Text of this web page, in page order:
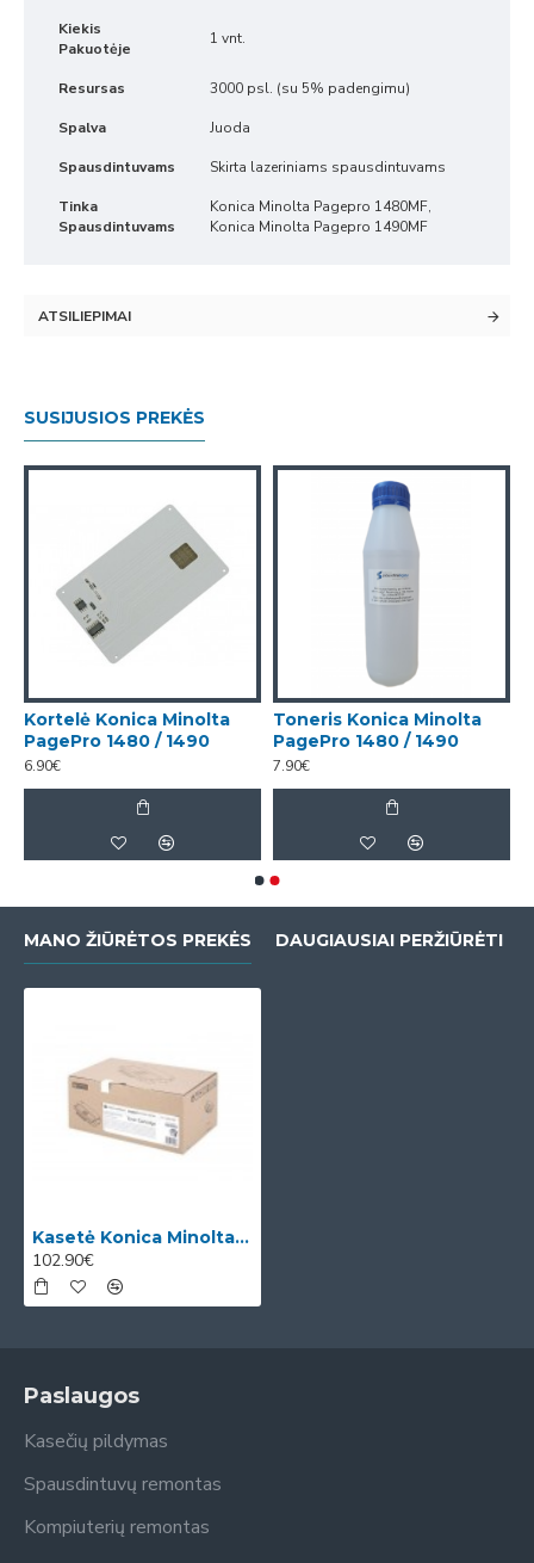
Kiekis
Pakuotėje
1 vnt.
Resursas 3000 psl. (su 5% padengimu)
Spalva Juoda
Spausdintuvams Skirta lazeriniams spausdintuvams
Tinka
Spausdintuvams
Konica Minolta Pagepro 1480MF,
Konica Minolta Pagepro 1490MF
ATSILIEPIMAI
SUSIJUSIOS PREKĖS
Kortelė Konica Minolta
PagePro 1480 / 1490
6.90€
Toneris Konica Minolta
PagePro 1480 / 1490
7.90€
MANO ŽIŪRĖTOS PREKĖS DAUGIAUSIAI PERŽIŪRĖTI
Kasetė Konica Minolta PagePro 1480 / 1490 OEM
102.90€
Paslaugos
Kasečių pildymas
Spausdintuvų remontas
Kompiuterių remontas